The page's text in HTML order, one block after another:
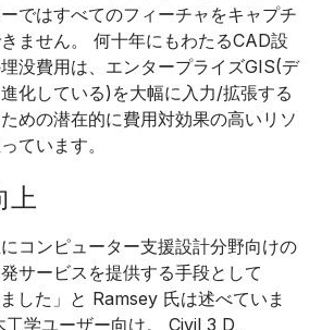
ではすべてのフィーチャをキャプチ
ません。 何十年にもわたるCAD設
没費用は、エンタープライズGIS(デ
化している)を大幅に入力/拡張する
めの潜在的に費用対効果の高いリソ
ています。
上
にコンピューター支援設計分野向けの
サービスを提供する手段として
した」と Ramsey 氏は述べていま
学ユーザー向け。 Civil 3 D、